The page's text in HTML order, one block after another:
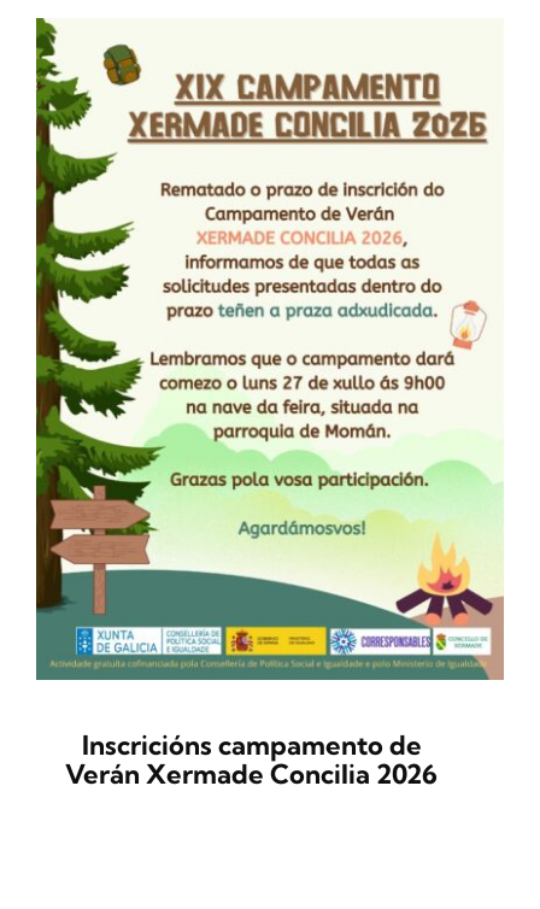
Inscricións campamento de
Verán Xermade Concilia 2026